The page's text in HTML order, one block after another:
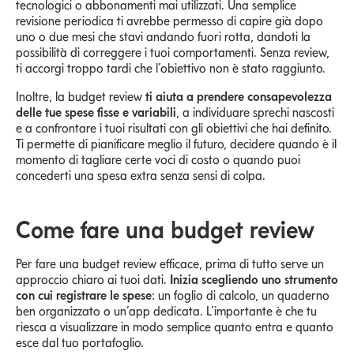
tecnologici o abbonamenti mai utilizzati. Una semplice
revisione periodica ti avrebbe permesso di capire già dopo
uno o due mesi che stavi andando fuori rotta, dandoti la
possibilità di correggere i tuoi comportamenti. Senza review,
ti accorgi troppo tardi che l’obiettivo non è stato raggiunto.
Inoltre, la budget review ti aiuta a prendere consapevolezza
delle tue spese fisse e variabili , a individuare sprechi nascosti
e a confrontare i tuoi risultati con gli obiettivi che hai definito.
Ti permette di pianificare meglio il futuro, decidere quando è il
momento di tagliare certe voci di costo o quando puoi
concederti una spesa extra senza sensi di colpa.
Come fare una budget review
Per fare una budget review efficace, prima di tutto serve un
approccio chiaro ai tuoi dati. Inizia scegliendo uno strumento
con cui registrare le spese: un foglio di calcolo, un quaderno
ben organizzato o un’app dedicata. L’importante è che tu
riesca a visualizzare in modo semplice quanto entra e quanto
esce dal tuo portafoglio.